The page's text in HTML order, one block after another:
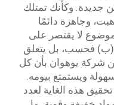
جديدة. وكأنك تمتلك
وجاهزة دائمًا
لا يقتصر على
(ب) فحسب، بل يتعلق
شركة يوهوان بأن كل
ويستمتع بيومه.
هذه الغاية لعدد